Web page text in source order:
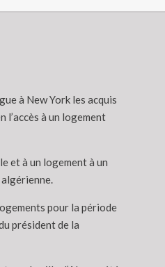
à New York les acquis
l’accès à un logement
et à un logement à un
pour la période
président de la